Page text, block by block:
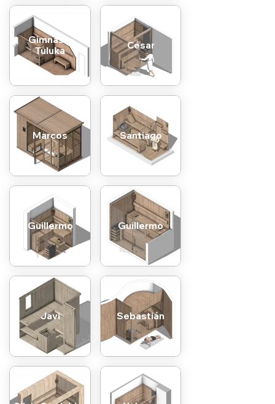
Gimnasio
Tuluka
César
Marcos Santiago
Guillermo Guillermo
Javi Sebastián